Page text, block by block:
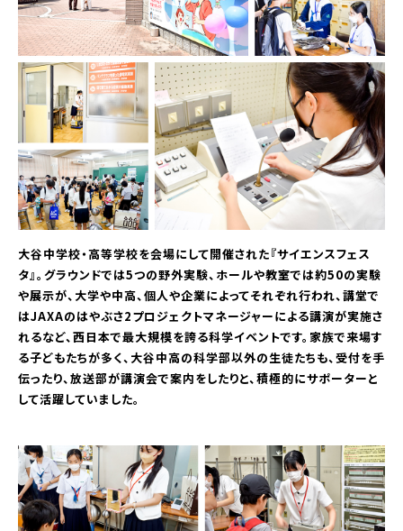
大谷中学校・高等学校を会場にして開催された『サイエンスフェス
タ』。グラウンドでは5つの野外実験、ホールや教室では約50の実験
や展示が、大学や中高、個人や企業によってそれぞれ行われ、講堂で
はJAXAのはやぶさ2プロジェクトマネージャーによる講演が実施さ
れるなど、西日本で最大規模を誇る科学イベントです。家族で来場す
る子どもたちが多く、大谷中高の科学部以外の生徒たちも、受付を手
伝ったり、放送部が講演会で案内をしたりと、積極的にサポーターと
して活躍していました。